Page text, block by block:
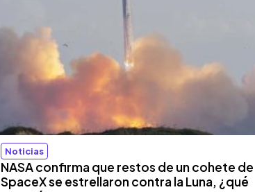
Noticias
NASA confirma que restos de un cohete de
SpaceX se estrellaron contra la Luna, ¿qué